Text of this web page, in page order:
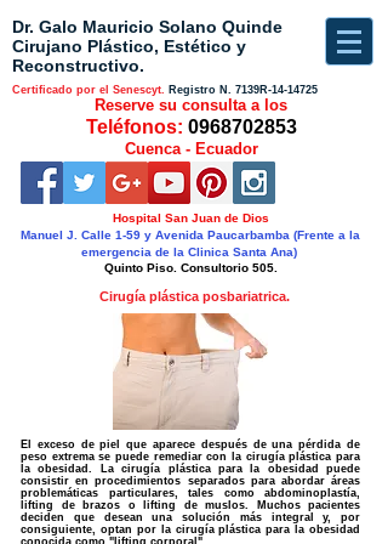
Dr. Galo Mauricio Solano Quinde
Cirujano Plástico, Estético y
Reconstructivo.
Certificado por el Senescyt. Registro N. 7139R-14-14725
Reserve su consulta a los
Teléfonos: 0968702853
Cuenca - Ecuador
Hospital San Juan de Dios
Manuel J. Calle 1-59 y Avenida Paucarbamba (Frente a la
emergencia de la Clinica Santa Ana)
Quinto Piso. Consultorio 505.
Cirugía plástica posbariatrica.
El exceso de piel que aparece después de una pérdida de
peso extrema se puede remediar con la cirugía plástica para
la obesidad. La cirugía plástica para la obesidad puede
consistir en procedimientos separados para abordar áreas
problemáticas particulares, tales como abdominoplastía,
lifting de brazos o lifting de muslos. Muchos pacientes
deciden que desean una solución más integral y, por
consiguiente, optan por la cirugía plástica para la obesidad
conocida como "lifting corporal".